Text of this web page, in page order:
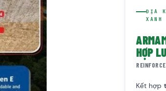
ĐỊA
XANH
HỢP
Kết hợp